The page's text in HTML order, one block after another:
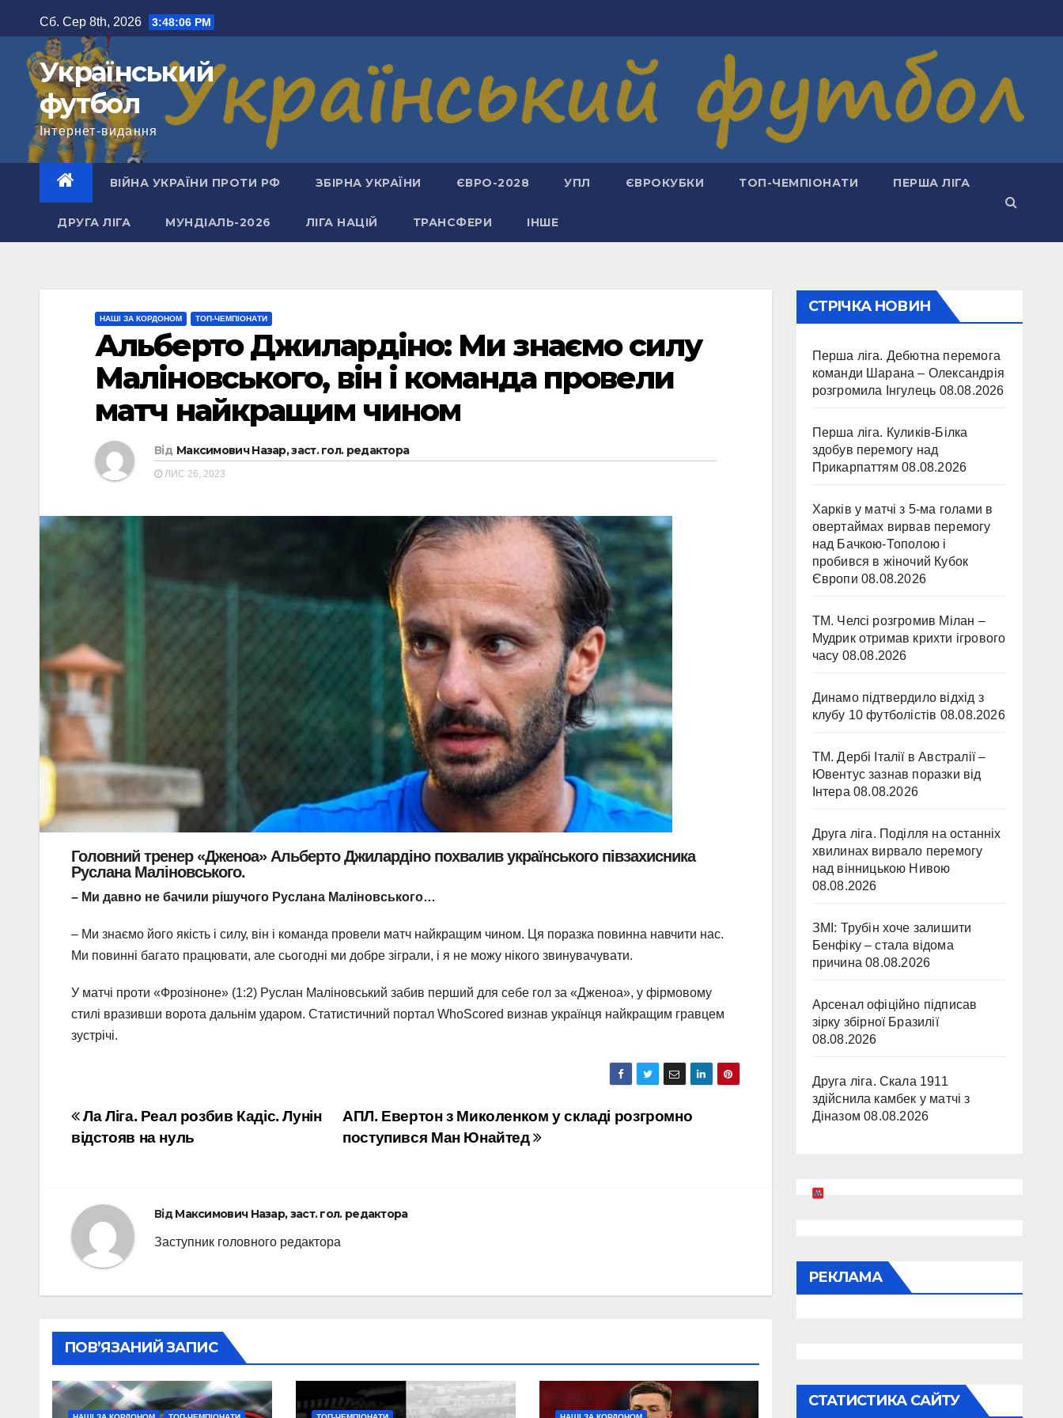
до
вмісту
Сб. Сер 8th, 2026 3:48:07 PM
Український
футбол
Інтернет-видання
ВІЙНА УКРАЇНИ ПРОТИ РФ ЗБІРНА УКРАЇНИ ЄВРО-2028 УПЛ ЄВРОКУБКИ ТОП-ЧЕМПІОНАТИ ПЕРША ЛІГА
ДРУГА ЛІГА МУНДІАЛЬ-2026 ЛІГА НАЦІЙ ТРАНСФЕРИ ІНШЕ
НАШІ ЗА КОРДОНОМ ТОП-ЧЕМПІОНАТИ
Альберто Джилардіно: Ми знаємо силу
Маліновського, він і команда провели
матч найкращим чином
Від Максимович Назар, заст. гол. редактора
ЛИС 26, 2023
Головний тренер «Дженоа» Альберто Джилардіно похвалив українського півзахисника
Руслана Маліновського.
– Ми давно не бачили рішучого Руслана Маліновського…
– Ми знаємо його якість і силу, він і команда провели матч найкращим чином. Ця поразка повинна навчити нас.
Ми повинні багато працювати, але сьогодні ми добре зіграли, і я не можу нікого звинувачувати.
У матчі проти «Фрозіноне» (1:2) Руслан Маліновський забив перший для себе гол за «Дженоа», у фірмовому
стилі вразивши ворота дальнім ударом. Статистичний портал WhoScored визнав українця найкращим гравцем
зустрічі.
Навігація
записів
АПЛ. Евертон з Миколенком у складі розгромно
поступився Ман Юнайтед
Ла Ліга. Реал розбив Кадіс. Лунін
відстояв на нуль
ВідМаксимович Назар, заст. гол. редактора
Заступник головного редактора
ПОВ’ЯЗАНИЙ ЗАПИС
СТРІЧКА НОВИН
Перша ліга. Дебютна перемога
команди Шарана – Олександрія
розгромила Інгулець 08.08.2026
Перша ліга. Куликів-Білка
здобув перемогу над
Прикарпаттям 08.08.2026
Харків у матчі з 5-ма голами в
овертаймах вирвав перемогу
над Бачкою-Тополою і
пробився в жіночий Кубок
Європи 08.08.2026
ТМ. Челсі розгромив Мілан –
Мудрик отримав крихти ігрового
часу 08.08.2026
Динамо підтвердило відхід з
клубу 10 футболістів 08.08.2026
ТМ. Дербі Італії в Австралії –
Ювентус зазнав поразки від
Інтера 08.08.2026
Друга ліга. Поділля на останніх
хвилинах вирвало перемогу
над вінницькою Нивою
08.08.2026
ЗМІ: Трубін хоче залишити
Бенфіку – стала відома
причина 08.08.2026
Арсенал офіційно підписав
зірку збірної Бразилії
08.08.2026
Друга ліга. Скала 1911
здійснила камбек у матчі з
Діназом 08.08.2026
РЕКЛАМА
СТАТИСТИКА САЙТУ